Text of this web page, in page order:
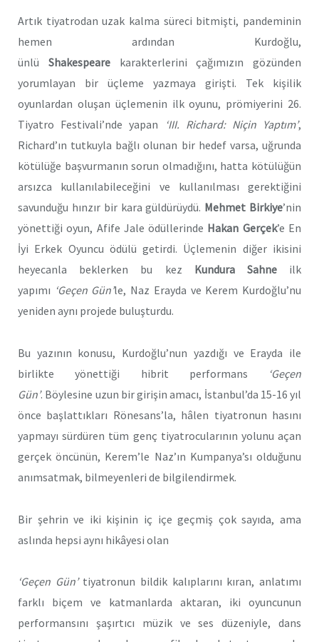
Artık tiyatrodan uzak kalma süreci bitmişti, pandeminin
hemen ardından Kurdoğlu,
ünlü Shakespearekarakterlerini çağımızın gözünden
yorumlayan bir üçleme yazmaya girişti. Tek kişilik
oyunlardan oluşan üçlemenin ilk oyunu, prömiyerini 26.
Tiyatro Festivali’nde yapan
‘III. Richard: Niçin Yaptım’,
Richard’ın tutkuyla bağlı olunan bir hedef varsa, uğrunda
kötülüğe başvurmanın sorun olmadığını, hatta kötülüğün
arsızca kullanılabileceğini ve kullanılması gerektiğini
savunduğu hınzır bir kara güldürüydü. Mehmet Birkiye’nin
yönettiği oyun, Afife Jale ödüllerinde Hakan Gerçek’e En
İyi Erkek Oyuncu ödülü getirdi. Üçlemenin diğer ikisini
heyecanla beklerken bu kez Kundura Sahneilk
yapımı ‘Geçen Gün’le, Naz Erayda ve Kerem Kurdoğlu’nu
yeniden aynı projede buluşturdu.
Bu yazının konusu, Kurdoğlu’nun yazdığı ve Erayda ile
birlikte yönettiği hibrit performans
‘Geçen
Gün’. Böylesine uzun bir girişin amacı, İstanbul’da 15-16 yıl
önce başlattıkları Rönesans’la, hâlen tiyatronun hasını
yapmayı sürdüren tüm genç tiyatrocularının yolunu açan
gerçek öncünün, Kerem’le Naz’ın Kumpanya’sı olduğunu
anımsatmak, bilmeyenleri de bilgilendirmek.
Bir şehrin ve iki kişinin iç içe geçmiş çok sayıda, ama
aslında hepsi aynı hikâyesi olan
‘Geçen Gün’tiyatronun bildik kalıplarını kıran, anlatımı
farklı biçem ve katmanlarda aktaran, iki oyuncunun
performansını şaşırtıcı müzik ve ses düzeniyle, dans